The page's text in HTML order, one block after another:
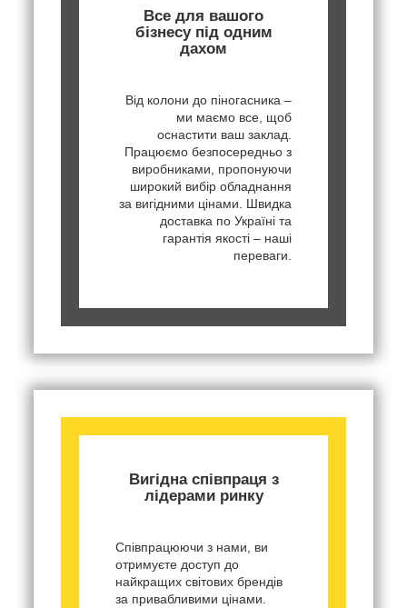
Все для вашого
бізнесу під одним
дахом
Від колони до піногасника –
ми маємо все, щоб
оснастити ваш заклад.
Працюємо безпосередньо з
виробниками, пропонуючи
широкий вибір обладнання
за вигідними цінами. Швидка
доставка по Україні та
гарантія якості – наші
переваги.
Вигідна співпраця з
лідерами ринку
Співпрацюючи з нами, ви
отримуєте доступ до
найкращих світових брендів
за привабливими цінами.